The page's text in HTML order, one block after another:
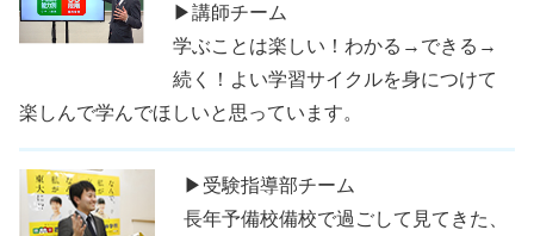
▶講師チーム
学ぶことは楽しい！わかる→できる→
続く！よい学習サイクルを身につけて
楽しんで学んでほしいと思っています。
▶受験指導部チーム
長年予備校備校で過ごして見てきた、